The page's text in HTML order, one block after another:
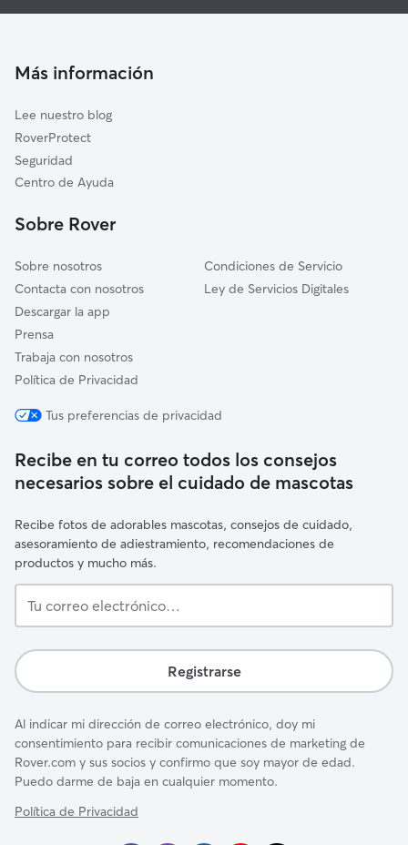
Amposta
Masdenverge
Santa Bàrbara
Tortosa
La Galera
Cuidadores a domicilio en Sant-Jaume-Denveja
Más información
Lee nuestro blog
RoverProtect
Seguridad
Centro de Ayuda
Sobre Rover
Sobre nosotros
Contacta con nosotros
Descargar la app
Prensa
Trabaja con nosotros
Política de Privacidad
Condiciones de Servicio
Ley de Servicios Digitales
Tus preferencias de privacidad
Recibe en tu correo todos los consejos
necesarios sobre el cuidado de mascotas
Recibe fotos de adorables mascotas, consejos de cuidado,
asesoramiento de adiestramiento, recomendaciones de
productos y mucho más.
correo
Registrarse
Al indicar mi dirección de correo electrónico, doy mi
consentimiento para recibir comunicaciones de marketing de
Rover.com y sus socios y confirmo que soy mayor de edad.
Puedo darme de baja en cualquier momento.
Política de Privacidad